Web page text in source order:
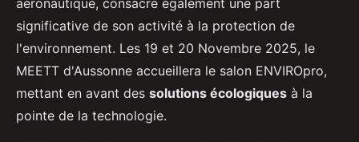
aéronautique, consacre également une part
significative de son activité à la protection de
l'environnement. Les 19 et 20 Novembre 2025, le
MEETT d'Aussonne accueillera le salon ENVIROpro,
mettant en avant des solutions écologiques à la
pointe de la technologie.